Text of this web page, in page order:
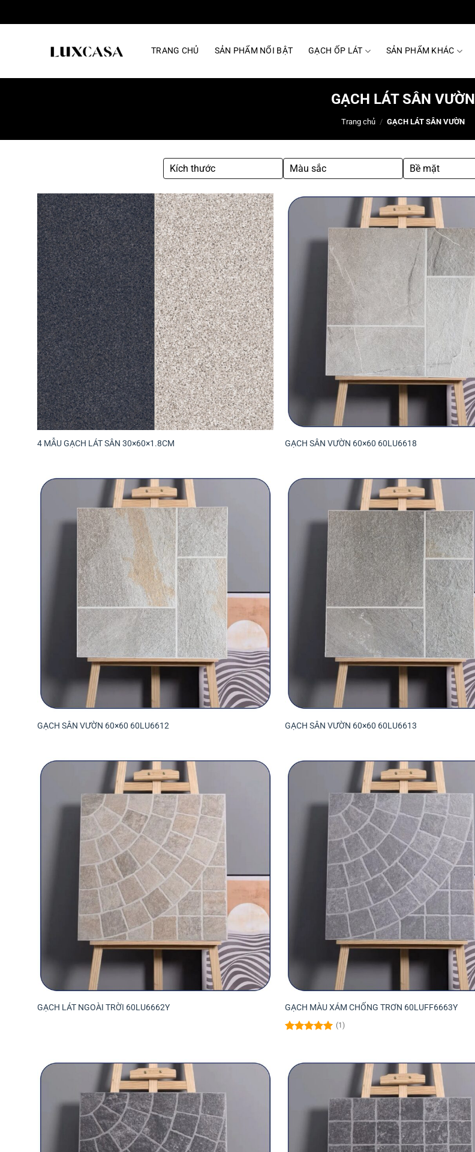
qua
TRANG CHỦ SẢN PHẨM NỔI BẬT GẠCH ỐP LÁT SẢN PHẨM KHÁC
GẠCH LÁT SÂN VƯỜN
Trang chủ / GẠCH LÁT SÂN VƯỜN
Kích thước Màu sắc Bề mặt
4 MẪU GẠCH LÁT SÂN 30×60×1.8CM GẠCH SÂN VƯỜN 60×60 60LU6618
GẠCH SÂN VƯỜN 60×60 60LU6612 GẠCH SÂN VƯỜN 60×60 60LU6613
GẠCH LÁT NGOÀI TRỜI 60LU6662Y GẠCH MÀU XÁM CHỐNG TRƠN 60LUFF6663Y
(1)